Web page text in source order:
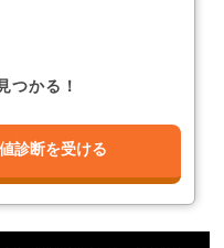
つかる！
診断を受ける